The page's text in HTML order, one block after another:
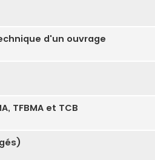
d'un ouvrage
TFBMA et TCB